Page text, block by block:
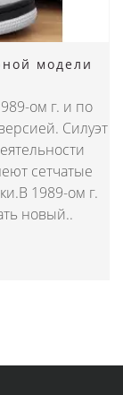
модели
ом г. и по
Силуэт
сетчатые
1989-ом г.
новый..